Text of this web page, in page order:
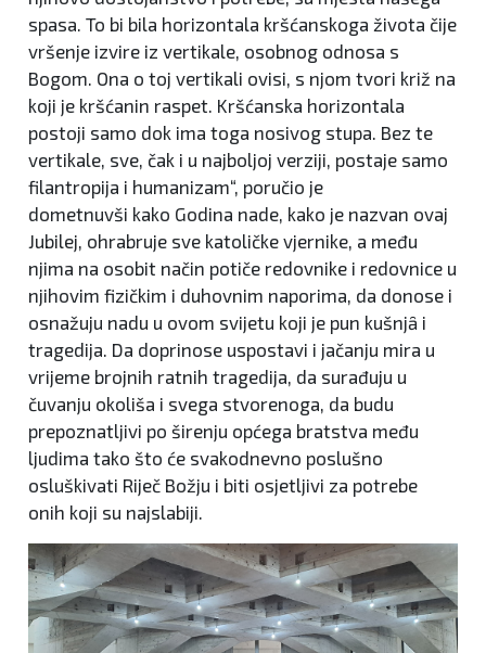
spasa. To bi bila horizontala kršćanskoga života čije
vršenje izvire iz vertikale, osobnog odnosa s
Bogom. Ona o toj vertikali ovisi, s njom tvori križ na
koji je kršćanin raspet. Kršćanska horizontala
postoji samo dok ima toga nosivog stupa. Bez te
vertikale, sve, čak i u najboljoj verziji, postaje samo
filantropija i humanizam“, poručio je
dometnuvši kako Godina nade, kako je nazvan ovaj
Jubilej, ohrabruje sve katoličke vjernike, a među
njima na osobit način potiče redovnike i redovnice u
njihovim fizičkim i duhovnim naporima, da donose i
osnažuju nadu u ovom svijetu koji je pun kušnjȃ i
tragedija. Da doprinose uspostavi i jačanju mira u
vrijeme brojnih ratnih tragedija, da surađuju u
čuvanju okoliša i svega stvorenoga, da budu
prepoznatljivi po širenju općega bratstva među
ljudima tako što će svakodnevno poslušno
osluškivati Riječ Božju i biti osjetljivi za potrebe
onih koji su najslabiji.